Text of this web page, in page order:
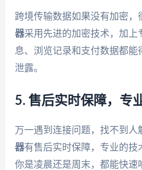
跨境传输数据如果没有加密，
器采用先进的加密技术，加上
息、浏览记录和支付数据都能
泄露。
5. 售后实时保障，专
万一遇到连接问题，找不到人
器有售后实时保障，专业的技
你是凌晨还是周末，都能快速